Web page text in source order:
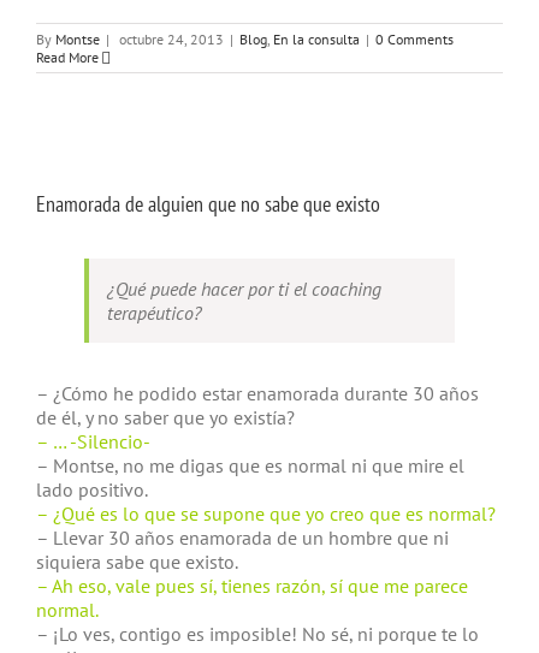
By Montse | octubre 24, 2013 | Blog, En la consulta | 0 Comments
Read More
Enamorada de alguien que no sabe que existo
¿Qué puede hacer por ti el coaching
terapéutico?
– ¿Cómo he podido estar enamorada durante 30 años
de él, y no saber que yo existía?
– … -Silencio-
– Montse, no me digas que es normal ni que mire el
lado positivo.
– ¿Qué es lo que se supone que yo creo que es normal?
– Llevar 30 años enamorada de un hombre que ni
siquiera sabe que existo.
– Ah eso, vale pues sí, tienes razón, sí que me parece
normal.
– ¡Lo ves, contigo es imposible! No sé, ni porque te lo